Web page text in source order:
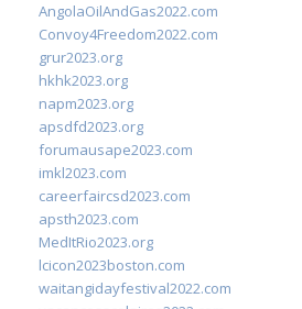
AngolaOilAndGas2022.com
Convoy4Freedom2022.com
grur2023.org
hkhk2023.org
napm2023.org
apsdfd2023.org
forumausape2023.com
imkl2023.com
careerfaircsd2023.com
apsth2023.com
MedItRio2023.org
lcicon2023boston.com
waitangidayfestival2022.com